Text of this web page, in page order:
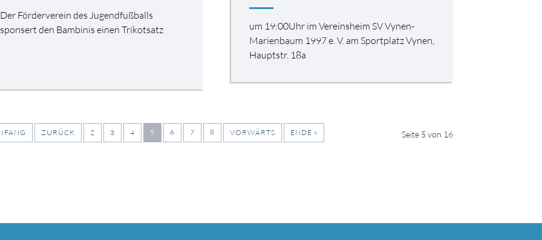
Der Förderverein des Jugendfußballs
sponsert den Bambinis einen Trikotsatz
um 19:00Uhr im Vereinsheim SV Vynen-
Marienbaum 1997 e. V. am Sportplatz Vynen,
Hauptstr. 18a
Seite 5 von 16
ZURÜCK 2 3 4 5 6 7 8 VORWÄRTS ENDE »